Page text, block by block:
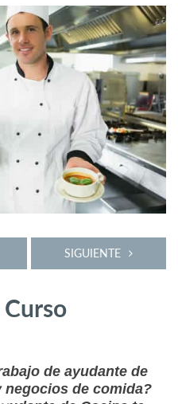
SIGUIENTE
de ayudante de
negocios de comida?